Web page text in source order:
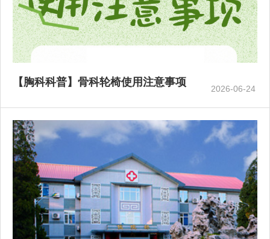
2026-06-24
【胸科科普】骨科轮椅使用注意事项